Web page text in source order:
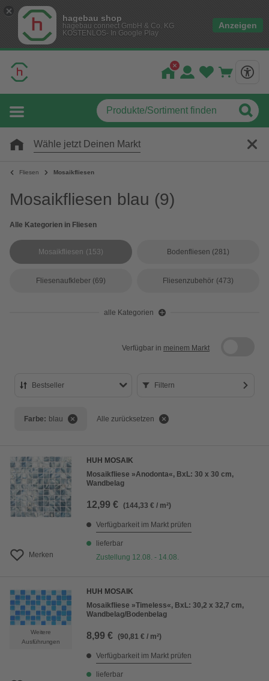
hagebau shop
hagebau connect GmbH & Co. KG
KOSTENLOS- In Google Play
Anzeigen
Wähle jetzt Deinen Markt
Fliesen Mosaikfliesen
Mosaikfliesen blau (9)
Alle Kategorien in Fliesen
Mosaikfliesen (153) Bodenfliesen (281)
Fliesenaufkleber (69) Fliesenzubehör (473)
alle Kategorien
Verfügbar in meinem Markt
Bestseller
Bestseller
Bewertung
Filtern
Farbe: blau Alle zurücksetzen
Merken
HUH MOSAIK
Mosaikfliese »Anodonta«, BxL: 30 x 30 cm,
Wandbelag
12,99 € (144,33 € / m²)
Verfügbarkeit im Markt prüfen
lieferbar
Zustellung 12.08. - 14.08.
Weitere
Ausführungen
HUH MOSAIK
Mosaikfliese »Timeless«, BxL: 30,2 x 32,7 cm,
Wandbelag/Bodenbelag
8,99 € (90,81 € / m²)
Verfügbarkeit im Markt prüfen
lieferbar